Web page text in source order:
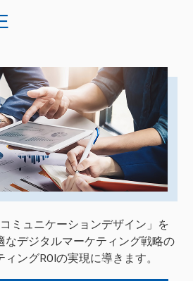
ミュニケーションデザイン」を
なデジタルマーケティング戦略の
ングROIの実現に導きます。